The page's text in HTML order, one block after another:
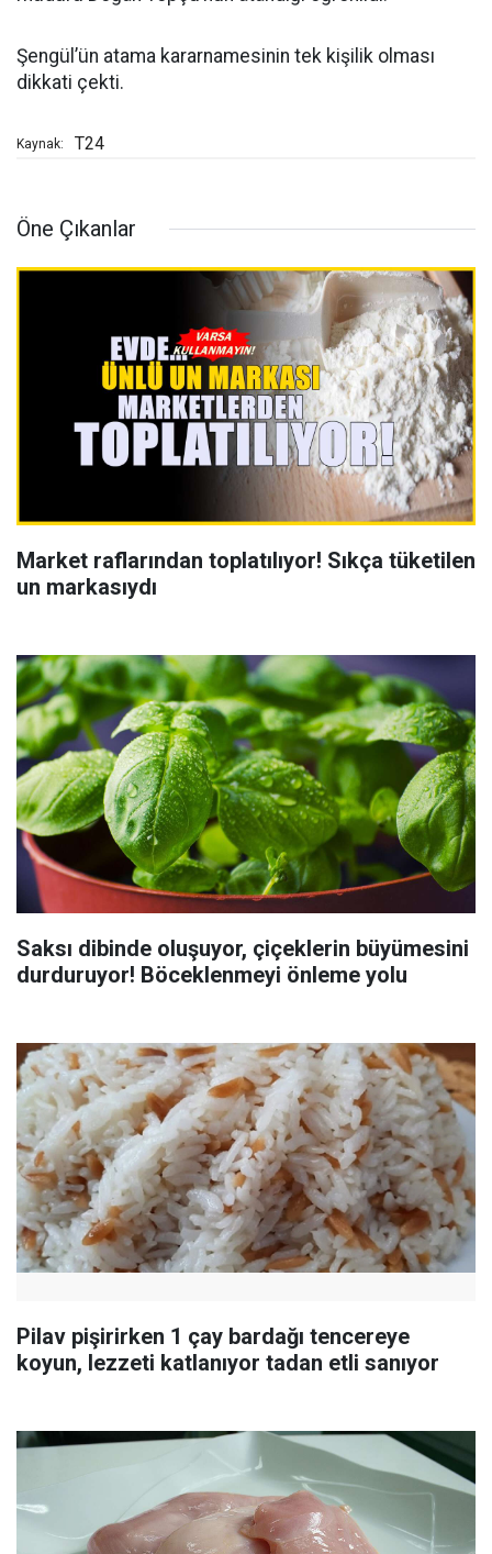
Şengül’ün atama kararnamesinin tek kişilik olması
dikkati çekti.
Kaynak: T24
Öne Çıkanlar
Market raflarından toplatılıyor! Sıkça tüketilen
un markasıydı
Saksı dibinde oluşuyor, çiçeklerin büyümesini
durduruyor! Böceklenmeyi önleme yolu
Pilav pişirirken 1 çay bardağı tencereye
koyun, lezzeti katlanıyor tadan etli sanıyor